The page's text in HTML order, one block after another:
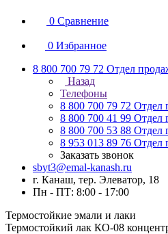
0 Сравнение
0 Избранное
8 800 700 79 72 Отдел
Назад
Телефоны
8 800 700 79 72 Отдел
8 800 700 41 99 Отдел
8 800 700 53 88 Отдел
8 953 013 89 76 Отдел
Заказать звонок
sbyt3@emal-kanash.ru
г. Канаш, тер. Элеватор, 18
Пн - ПТ: 8:00 - 17:00
Термостойкие эмали и лаки
Термостойкий лак КО-08